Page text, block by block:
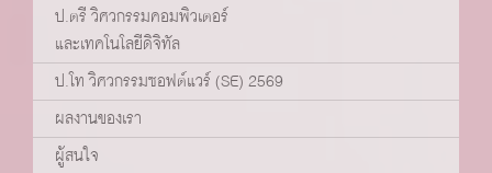
ป.ตรี วิศวกรรมคอมพิวเตอร์
และเทคโนโลยีดิจิทัล
ป.โท วิศวกรรมซอฟต์แวร์ (SE) 2569
ผลงานของเรา
ผู้สนใจ